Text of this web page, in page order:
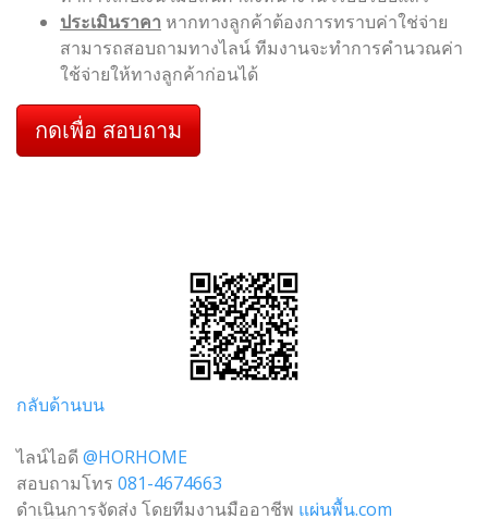
ประเมินราคา หากทางลูกค้าต้องการทราบค่าใช่จ่าย
สามารถสอบถามทางไลน์ ทีมงานจะทำการคำนวณค่า
ใช้จ่ายให้ทางลูกค้าก่อนได้
กดเพื่อ สอบถาม
กลับด้านบน
ไลน์ไอดี @HORHOME
สอบถามโทร 081-4674663
ดำเนินการจัดส่ง โดยทีมงานมืออาชีพ แผ่นพื้น.com